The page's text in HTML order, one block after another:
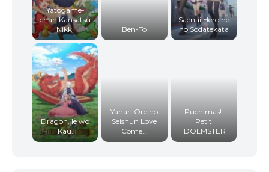
Yatogame-
chan Kansatsu
Nikki
Ben-To
Saenai Heroine
no Sodatekata
Dragon, Ie wo
Kau.
Yahari Ore no
Seishun Love
Come...
Puchimas!:
Petit
iDOLMSTER